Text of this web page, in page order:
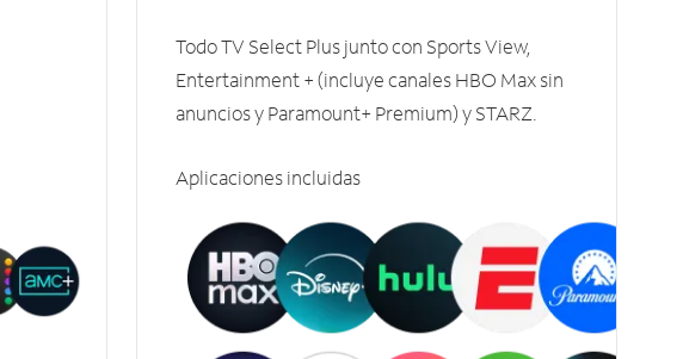
Todo TV Select Plus junto con Sports View,
Entertainment + (incluye canales HBO Max sin
anuncios y Paramount+ Premium) y STARZ.
Aplicaciones incluidas